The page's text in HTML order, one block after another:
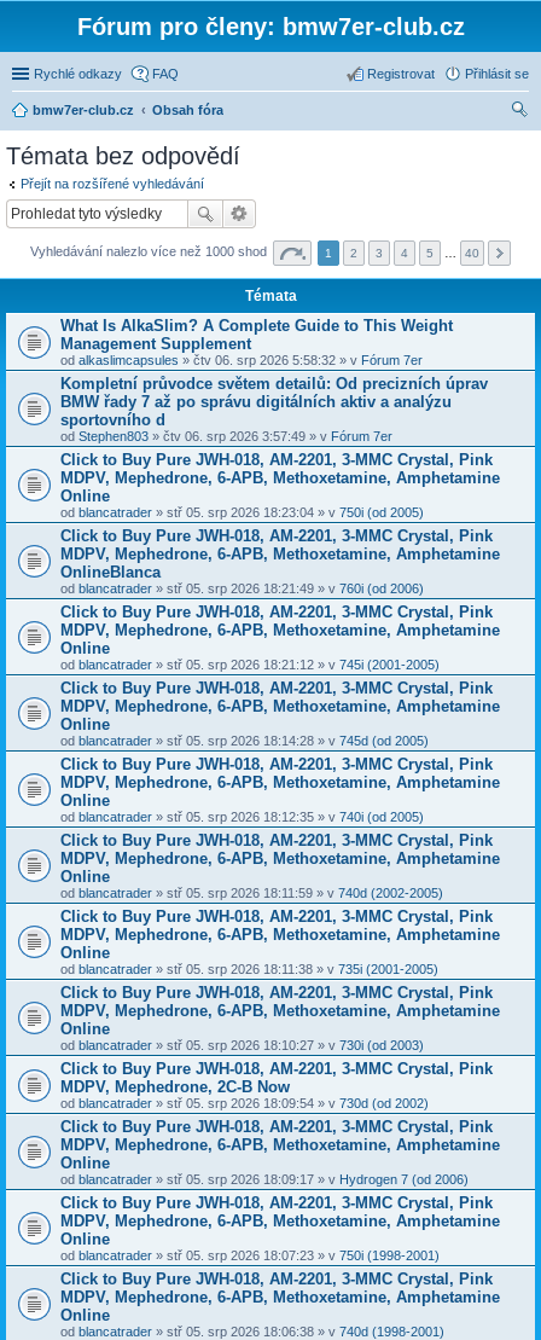
Fórum pro členy: bmw7er-club.cz
Rychlé odkazy FAQ Přihlásit se
Registrovat
bmw7er-club.cz
Obsah fóra
Témata bez odpovědí
Přejít na rozšířené vyhledávání
Vyhledávání nalezlo více než 1000 shod 1 2 3 4 5 40
Témata
What Is AlkaSlim? A Complete Guide to This Weight
Management Supplement
od alkaslimcapsules » čtv 06. srp 2026 5:58:32 » v Fórum 7er
Kompletní průvodce světem detailů: Od precizních úprav
BMW řady 7 až po správu digitálních aktiv a analýzu
sportovního d
od Stephen803 » čtv 06. srp 2026 3:57:49 » v Fórum 7er
Click to Buy Pure JWH-018, AM-2201, 3-MMC Crystal, Pink
MDPV, Mephedrone, 6-APB, Methoxetamine, Amphetamine
Online
od blancatrader » stř 05. srp 2026 18:23:04 » v 750i (od 2005)
Click to Buy Pure JWH-018, AM-2201, 3-MMC Crystal, Pink
MDPV, Mephedrone, 6-APB, Methoxetamine, Amphetamine
OnlineBlanca
od blancatrader » stř 05. srp 2026 18:21:49 » v 760i (od 2006)
Click to Buy Pure JWH-018, AM-2201, 3-MMC Crystal, Pink
MDPV, Mephedrone, 6-APB, Methoxetamine, Amphetamine
Online
od blancatrader » stř 05. srp 2026 18:21:12 » v 745i (2001-2005)
Click to Buy Pure JWH-018, AM-2201, 3-MMC Crystal, Pink
MDPV, Mephedrone, 6-APB, Methoxetamine, Amphetamine
Online
od blancatrader » stř 05. srp 2026 18:14:28 » v 745d (od 2005)
Click to Buy Pure JWH-018, AM-2201, 3-MMC Crystal, Pink
MDPV, Mephedrone, 6-APB, Methoxetamine, Amphetamine
Online
od blancatrader » stř 05. srp 2026 18:12:35 » v 740i (od 2005)
Click to Buy Pure JWH-018, AM-2201, 3-MMC Crystal, Pink
MDPV, Mephedrone, 6-APB, Methoxetamine, Amphetamine
Online
od blancatrader » stř 05. srp 2026 18:11:59 » v 740d (2002-2005)
Click to Buy Pure JWH-018, AM-2201, 3-MMC Crystal, Pink
MDPV, Mephedrone, 6-APB, Methoxetamine, Amphetamine
Online
od blancatrader » stř 05. srp 2026 18:11:38 » v 735i (2001-2005)
Click to Buy Pure JWH-018, AM-2201, 3-MMC Crystal, Pink
MDPV, Mephedrone, 6-APB, Methoxetamine, Amphetamine
Online
od blancatrader » stř 05. srp 2026 18:10:27 » v 730i (od 2003)
Click to Buy Pure JWH-018, AM-2201, 3-MMC Crystal, Pink
MDPV, Mephedrone, 2C-B Now
od blancatrader » stř 05. srp 2026 18:09:54 » v 730d (od 2002)
Click to Buy Pure JWH-018, AM-2201, 3-MMC Crystal, Pink
MDPV, Mephedrone, 6-APB, Methoxetamine, Amphetamine
Online
od blancatrader » stř 05. srp 2026 18:09:17 » v Hydrogen 7 (od 2006)
Click to Buy Pure JWH-018, AM-2201, 3-MMC Crystal, Pink
MDPV, Mephedrone, 6-APB, Methoxetamine, Amphetamine
Online
od blancatrader » stř 05. srp 2026 18:07:23 » v 750i (1998-2001)
Click to Buy Pure JWH-018, AM-2201, 3-MMC Crystal, Pink
MDPV, Mephedrone, 6-APB, Methoxetamine, Amphetamine
Online
od blancatrader » stř 05. srp 2026 18:06:38 » v 740d (1998-2001)